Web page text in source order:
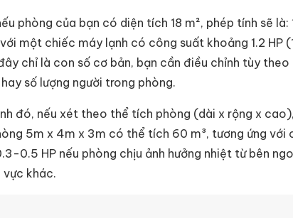
phòng của bạn có diện tích 18 m², phép tính sẽ
một chiếc máy lạnh có công suất khoảng 1.2 HP
chỉ là con số cơ bản, bạn cần điều chỉnh tùy
số lượng người trong phòng.
đó, nếu xét theo thể tích phòng (dài x rộng x
5m x 4m x 3m có thể tích 60 m³, tương ứng với
0.5 HP nếu phòng chịu ảnh hưởng nhiệt từ bên
vực khác.